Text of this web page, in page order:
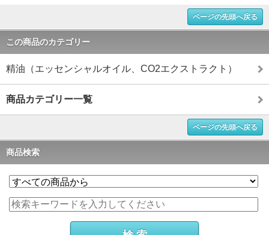
ページの先頭へ戻る
この商品のカテゴリー
精油（エッセンシャルオイル、CO2エクストラクト）
商品カテゴリー一覧
ページの先頭へ戻る
商品検索